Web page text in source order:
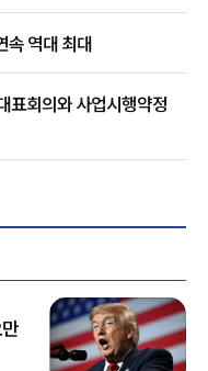
속 역대 최대
회의와 사업시행약정